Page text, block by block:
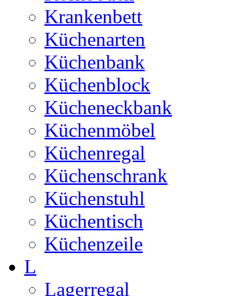
Krankenbett
Küchenarten
Küchenbank
Küchenblock
Kücheneckbank
Küchenmöbel
Küchenregal
Küchenschrank
Küchenstuhl
Küchentisch
Küchenzeile
L
Lagerregal